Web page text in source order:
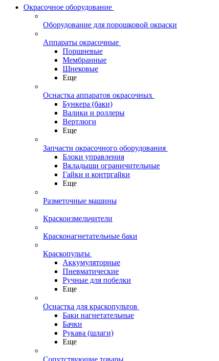
Окрасочное оборудование
Оборудование для порошковой окраски
Аппараты окрасочные
Поршневые
Мембранные
Шнековые
Еще
Оснастка аппаратов окрасочных
Бункера (баки)
Валики и роллеры
Вертлюги
Еще
Запчасти окрасочного оборудования
Блоки управления
Вкладыши ограничительные
Гайки и контргайки
Еще
Разметочные машины
Краскоизмельчители
Красконагнетательные баки
Краскопульты
Аккумуляторные
Пневматические
Ручные для побелки
Еще
Оснастка для краскопультов
Баки нагнетательные
Бачки
Рукава (шлаги)
Еще
Сопутствующие товары